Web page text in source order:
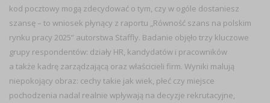
kod pocztowy mogą zdecydować o tym, czy w ogóle dostaniesz
szansę – to wniosek płynący z raportu „Równość szans na polskim
rynku pracy 2025” autorstwa Staffly. Badanie objęło trzy kluczowe
grupy respondentów: działy HR, kandydatów i pracowników
a także kadrę zarządzającą oraz właścicieli firm. Wyniki malują
niepokojący obraz: cechy takie jak wiek, płeć czy miejsce
pochodzenia nadal realnie wpływają na decyzje rekrutacyjne,